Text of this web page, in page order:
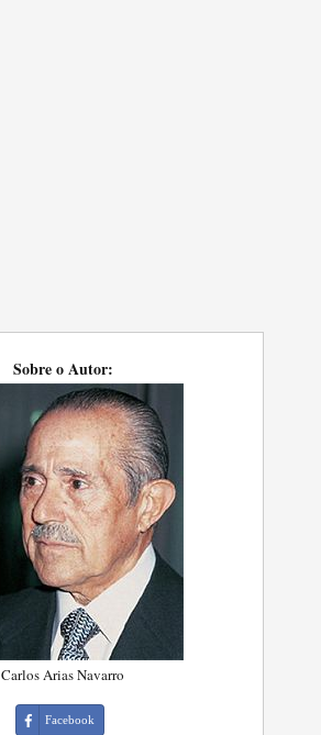
Sobre o Autor:
Carlos Arias Navarro
Facebook